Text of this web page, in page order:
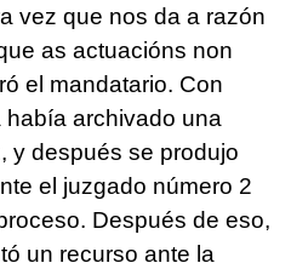
vez que nos da a razón
as actuacións non
el mandatario. Con
archivado una
y después se produjo
el juzgado número 2
Después de eso,
un recurso ante la